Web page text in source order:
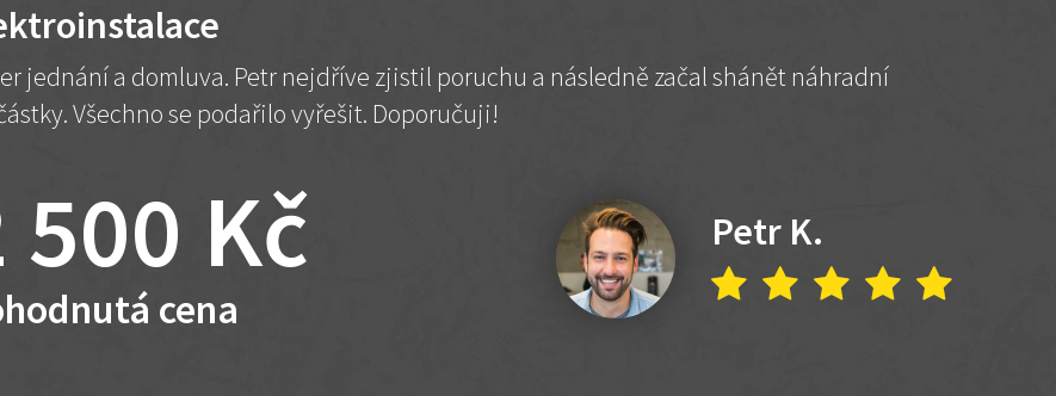
jednání a domluva. Petr nejdříve zjistil poruchu a následně začal shánět náhradní
Všechno se podařilo vyřešit. Doporučuji!
500 Kč
cena
Petr K.